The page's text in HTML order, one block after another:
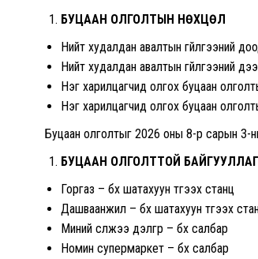
БУЦААН ОЛГОЛТЫН НӨХЦӨЛ
Нийт худалдан авалтын гүйлгээний
Нийт худалдан авалтын гүйлгээний
Нэг харилцагчид олгох буцаан
Нэг харилцагчид олгох буцаан
Буцаан олголтыг 2026 оны 8-р сарын 3-
БУЦААН ОЛГОЛТТОЙ
Горгаз – бүх шатахуун түгээх станц
Дашваанжил – бүх шатахуун түгээх
Миний сүлжээ дэлгүүр – бүх салбар
Номин супермаркет – бүх салбар